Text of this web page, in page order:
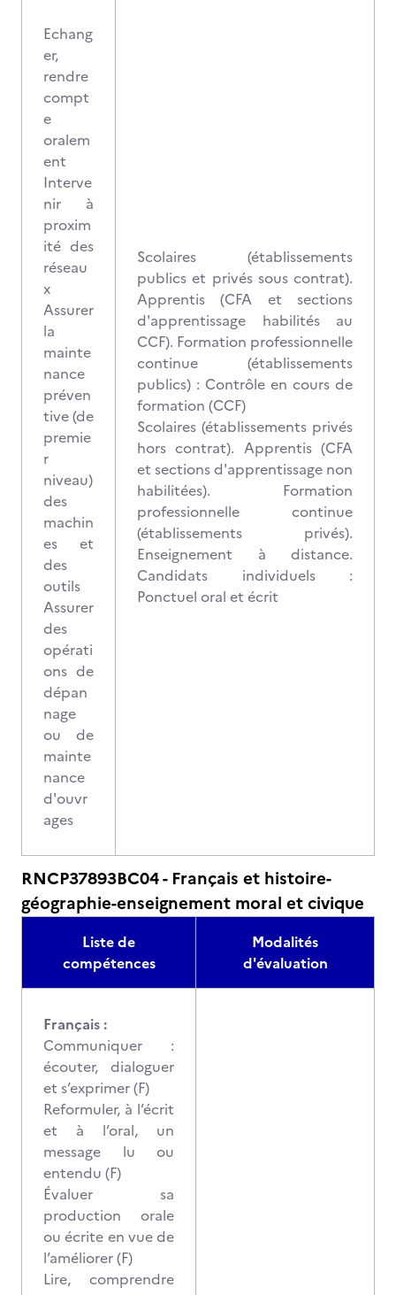
Echang
er,
rendre
compt
e
oralem
ent
Interve
nir à
proxim
ité des
réseau
x
Assurer
la
mainte
nance
préven
tive (de
premie
r
niveau)
des
machin
es et
des
outils
Assurer
des
opérati
ons de
dépan
nage
ou de
mainte
nance
d'ouvr
ages
Scolaires (établissements
publics et privés sous contrat).
Apprentis (CFA et sections
d'apprentissage habilités au
CCF). Formation professionnelle
continue (établissements
publics) : Contrôle en cours de
formation (CCF)
Scolaires (établissements privés
hors contrat). Apprentis (CFA
et sections d'apprentissage non
habilitées). Formation
professionnelle continue
(établissements privés).
Enseignement à distance.
Candidats individuels :
Ponctuel oral et écrit
RNCP37893BC04 - Français et histoire-
géographie-enseignement moral et civique
Liste de
compétences
Modalités
d'évaluation
Français :
Communiquer :
écouter, dialoguer
et s’exprimer (F)
Reformuler, à l’écrit
et à l’oral, un
message lu ou
entendu (F)
Évaluer sa
production orale
ou écrite en vue de
l’améliorer (F)
Lire, comprendre